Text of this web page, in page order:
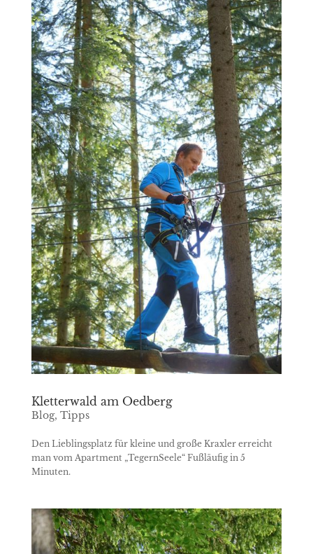
Kletterwald am Oedberg
Blog, Tipps
Den Lieblingsplatz für kleine und große Kraxler erreicht
man vom Apartment „TegernSeele“ Fußläufig in 5
Minuten.